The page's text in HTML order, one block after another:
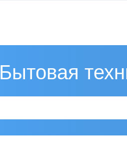
Бытовая